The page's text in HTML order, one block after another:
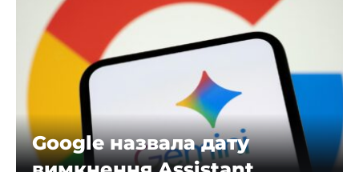
Google назвала дату